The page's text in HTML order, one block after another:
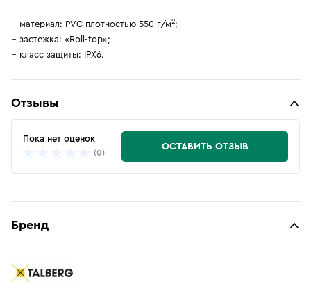
материал: PVC плотностью 550 г/м2;
застежка: «Roll-top»;
класс защиты: IPX6.
Отзывы
Пока нет оценок
(0)
ОСТАВИТЬ ОТЗЫВ
Бренд